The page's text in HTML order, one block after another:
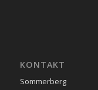
KON­TAKT
Sommerberg